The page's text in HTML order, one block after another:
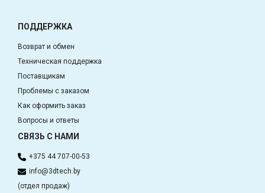
ПОДДЕРЖКА
Возврат и обмен
Техническая поддержка
Поставщикам
Проблемы с заказом
Как оформить заказ
Вопросы и ответы
СВЯЗЬ С НАМИ
+375 44 707-00-53
info@3dtech.by
(отдел продаж)